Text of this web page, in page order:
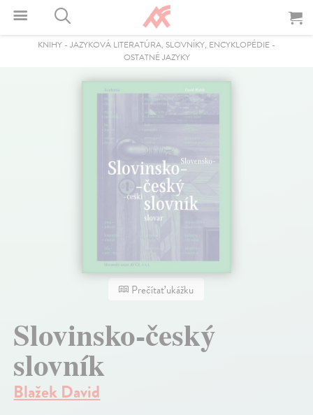
KNIHY - JAZYKOVÁ LITERATÚRA, SLOVNÍKY, ENCYKLOPÉDIE -
OSTATNÉ JAZYKY
Prečítať ukážku
Slovinsko-český
slovník
Blažek David